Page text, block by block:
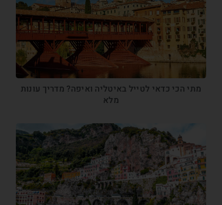
מתי הכי כדאי לטייל באיטליה ואיפה? מדריך עונות
מלא